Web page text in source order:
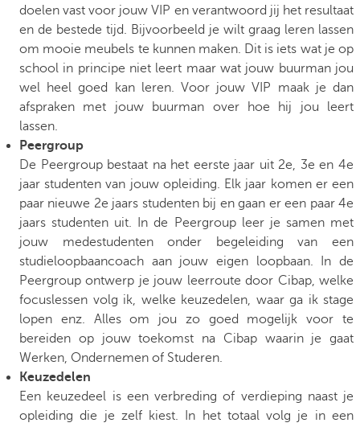
doelen vast voor jouw VIP en verantwoord jij het resultaat
en de bestede tijd. Bijvoorbeeld je wilt graag leren lassen
om mooie meubels te kunnen maken. Dit is iets wat je op
school in principe niet leert maar wat jouw buurman jou
wel heel goed kan leren. Voor jouw VIP maak je dan
afspraken met jouw buurman over hoe hij jou leert
lassen.
Peergroup
De Peergroup bestaat na het eerste jaar uit 2e, 3e en 4e
jaar studenten van jouw opleiding. Elk jaar komen er een
paar nieuwe 2e jaars studenten bij en gaan er een paar 4e
jaars studenten uit. In de Peergroup leer je samen met
jouw medestudenten onder begeleiding van een
studieloopbaancoach aan jouw eigen loopbaan. In de
Peergroup ontwerp je jouw leerroute door Cibap, welke
focuslessen volg ik, welke keuzedelen, waar ga ik stage
lopen enz. Alles om jou zo goed mogelijk voor te
bereiden op jouw toekomst na Cibap waarin je gaat
Werken, Ondernemen of Studeren.
Keuzedelen
Een keuzedeel is een verbreding of verdieping naast je
opleiding die je zelf kiest. In het totaal volg je in een